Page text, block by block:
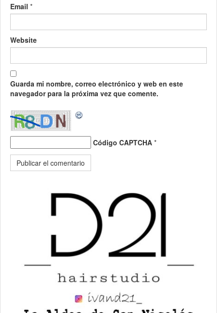
Email *
Website
Guarda mi nombre, correo electrónico y web en este
navegador para la próxima vez que comente.
Código CAPTCHA *